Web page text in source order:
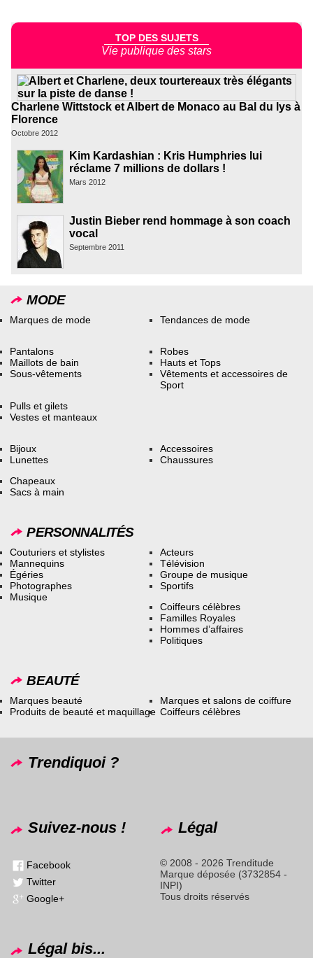
TOP DES SUJETS
Vie publique des stars
Charlene Wittstock et Albert de Monaco au Bal du lys à
Florence
Octobre 2012
Kim Kardashian : Kris Humphries lui
réclame 7 millions de dollars !
Mars 2012
Justin Bieber rend hommage à son coach
vocal
Septembre 2011
MODE
Marques de mode Tendances de mode
Pantalons
Maillots de bain
Sous-vêtements
Robes
Hauts et Tops
Vêtements et accessoires de
Sport
Pulls et gilets
Vestes et manteaux
Bijoux
Lunettes
Accessoires
Chaussures
Chapeaux
Sacs à main
PERSONNALITÉS
Couturiers et stylistes
Mannequins
Égéries
Photographes
Musique
Acteurs
Télévision
Groupe de musique
Sportifs
Coiffeurs célèbres
Familles Royales
Hommes d’affaires
Politiques
BEAUTÉ
Marques beauté
Produits de beauté et maquillage
Marques et salons de coiffure
Coiffeurs célèbres
Trendiquoi ?
Suivez-nous !
Facebook
Twitter
Google+
Légal
© 2008 - 2026 Trenditude
Marque déposée (3732854 -
INPI)
Tous droits réservés
Légal bis...